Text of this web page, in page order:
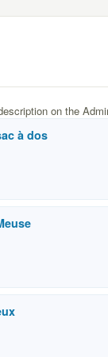
on the
à dos